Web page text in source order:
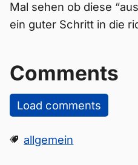
Mal sehen ob diese
ein guter Schritt in die
Comments
Load comments
allgemein